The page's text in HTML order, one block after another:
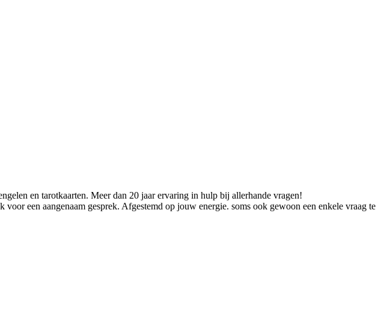
en tarotkaarten. Meer dan 20 jaar ervaring in hulp bij allerhande vragen!
een aangenaam gesprek. Afgestemd op jouw energie. soms ook gewoon een enkele vraag